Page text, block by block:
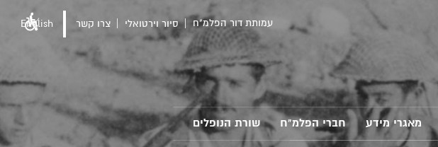
עמותת דור הפלמ"ח סיור וירטואלי צרו קשר English
מאגרי מידע חברי הפלמ"ח שורת הנופלים